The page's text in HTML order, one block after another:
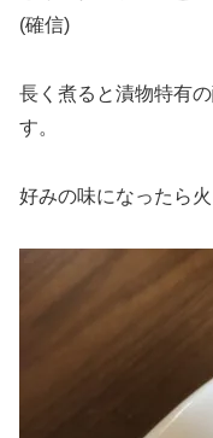
(確信)
長く煮ると漬物特有
す。
好みの味になったら